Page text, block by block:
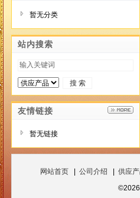
暂无分类
站内搜索
友情链接
暂无链接
网站首页 | 公司介绍 | 供应
©2026